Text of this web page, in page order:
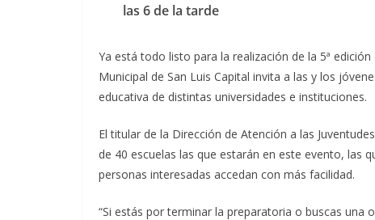
las 6 de la tarde
Ya está todo listo para la realización de la 5ª
Municipal de San Luis Capital invita a las y los
educativa de distintas universidades e instituciones.
El titular de la Dirección de Atención a las
de 40 escuelas las que estarán en este evento, las
personas interesadas accedan con más facilidad.
“Si estás por terminar la preparatoria o buscas